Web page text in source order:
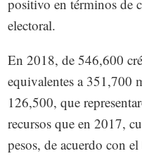
positivo en términos de
electoral.
En 2018, de 546,600
equivalentes a 351,700
126,500, que
recursos que en 2017,
pesos, de acuerdo con